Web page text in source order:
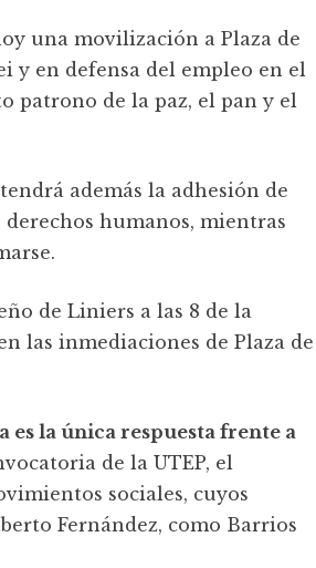
una movilización a Plaza de
y en defensa del empleo en el
patrono de la paz, el pan y el
además la adhesión de
humanos, mientras
de Liniers a las 8 de la
las inmediaciones de Plaza de
la única respuesta frente a
de la UTEP, el
sociales, cuyos
Fernández, como Barrios